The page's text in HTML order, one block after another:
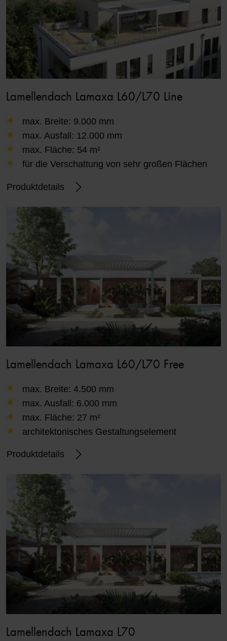
Lamellendach Lamaxa L60/L70 Line
max. Breite: 9.000 mm
max. Ausfall: 12.000 mm
max. Fläche: 54 m²
für die Verschattung von sehr großen Flächen
Produktdetails
Lamellendach Lamaxa L60/L70 Free
max. Breite: 4.500 mm
max. Ausfall: 6.000 mm
max. Fläche: 27 m²
architektonisches Gestaltungselement
Produktdetails
Lamellendach Lamaxa L70